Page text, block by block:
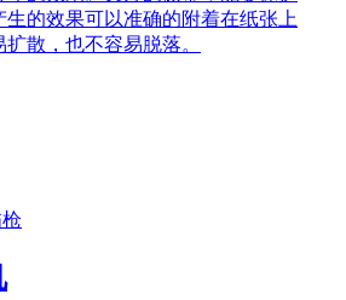
生的效果可以准确的附着在纸张上
散，也不容易脱落。